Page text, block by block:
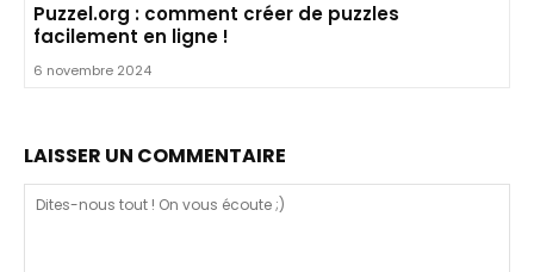
Puzzel.org : comment créer de puzzles
facilement en ligne !
6 novembre 2024
LAISSER UN COMMENTAIRE